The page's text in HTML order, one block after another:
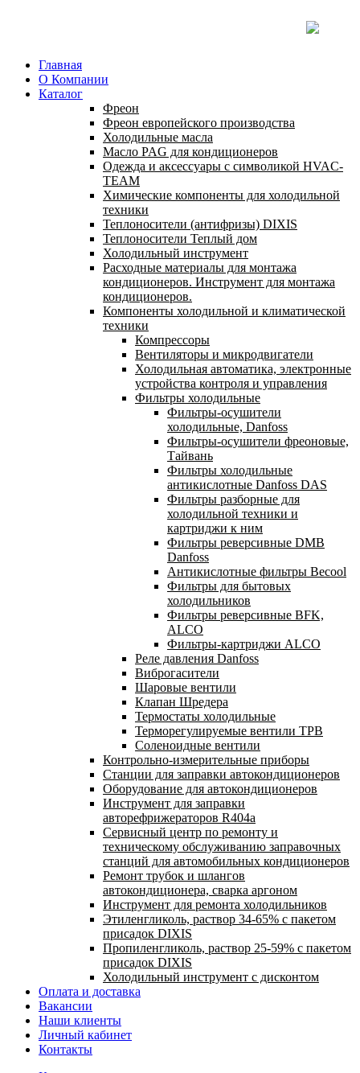
Главная
О Компании
Каталог
Фреон
Фреон европейского производства
Холодильные масла
Масло PAG для кондиционеров
Одежда и аксессуары с символикой HVAC-
TEAM
Химические компоненты для холодильной
техники
Теплоносители (антифризы) DIXIS
Теплоносители Теплый дом
Холодильный инструмент
Расходные материалы для монтажа
кондиционеров. Инструмент для монтажа
кондиционеров.
Компоненты холодильной и климатической
техники
Компрессоры
Вентиляторы и микродвигатели
Холодильная автоматика, электронные
устройства контроля и управления
Фильтры холодильные
Фильтры-осушители
холодильные, Danfoss
Фильтры-осушители фреоновые,
Тайвань
Фильтры холодильные
антикислотные Danfoss DAS
Фильтры разборные для
холодильной техники и
картриджи к ним
Фильтры реверсивные DMB
Danfoss
Антикислотные фильтры Becool
Фильтры для бытовых
холодильников
Фильтры реверсивные BFK,
ALCO
Фильтры-картриджи ALCO
Реле давления Danfoss
Виброгасители
Шаровые вентили
Клапан Шредера
Термостаты холодильные
Терморегулируемые вентили ТРВ
Соленоидные вентили
Контрольно-измерительные приборы
Станции для заправки автокондиционеров
Оборудование для автокондиционеров
Инструмент для заправки
авторефрижераторов R404a
Сервисный центр по ремонту и
техническому обслуживанию заправочных
станций для автомобильных кондиционеров
Ремонт трубок и шлангов
автокондиционера, сварка аргоном
Инструмент для ремонта холодильников
Этиленгликоль, раствор 34-65% с пакетом
присадок DIXIS
Пропиленгликоль, раствор 25-59% с пакетом
присадок DIXIS
Холодильный инструмент с дисконтом
Оплата и доставка
Вакансии
Наши клиенты
Личный кабинет
Контакты